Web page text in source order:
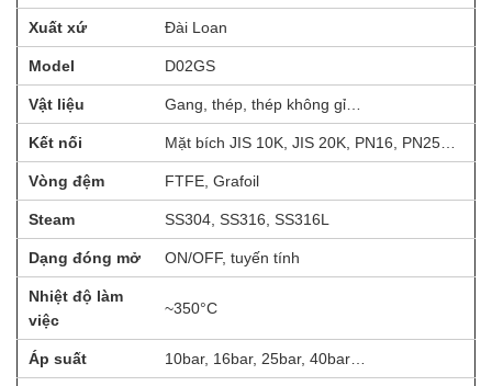
Xuất xứ Đài Loan
Model D02GS
Vật liệu Gang, thép, thép không gỉ…
Kết nối Mặt bích JIS 10K, JIS 20K, PN16, PN25…
Vòng đệm FTFE, Grafoil
Steam SS304, SS316, SS316L
Dạng đóng mở ON/OFF, tuyến tính
Nhiệt độ làm
việc
~350°C
Áp suất 10bar, 16bar, 25bar, 40bar…